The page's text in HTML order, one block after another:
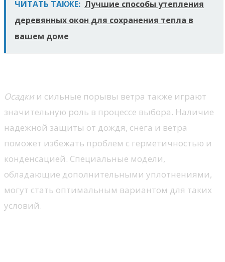
ЧИТАТЬ ТАКЖЕ: Лучшие способы утепления
деревянных окон для сохранения тепла в
вашем доме
Осадки и сильные порывы ветра также играют
значительную роль в процессе выбора. Наличие
надежной защиты от дождя, снега и ветра
поможет избежать проблем с герметичностью и
конденсацией. Специальные модели,
обладающие дополнительными уплотнениями,
могут стать оптимальным вариантом для таких
условий.